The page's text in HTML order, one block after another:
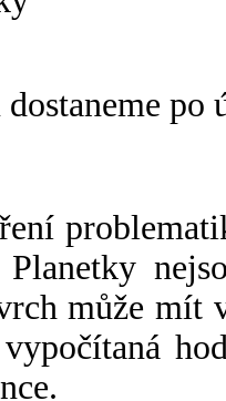
po
Planetky
může mít